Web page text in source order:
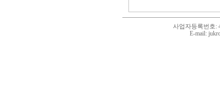
사업자등록번호:
E-mail: